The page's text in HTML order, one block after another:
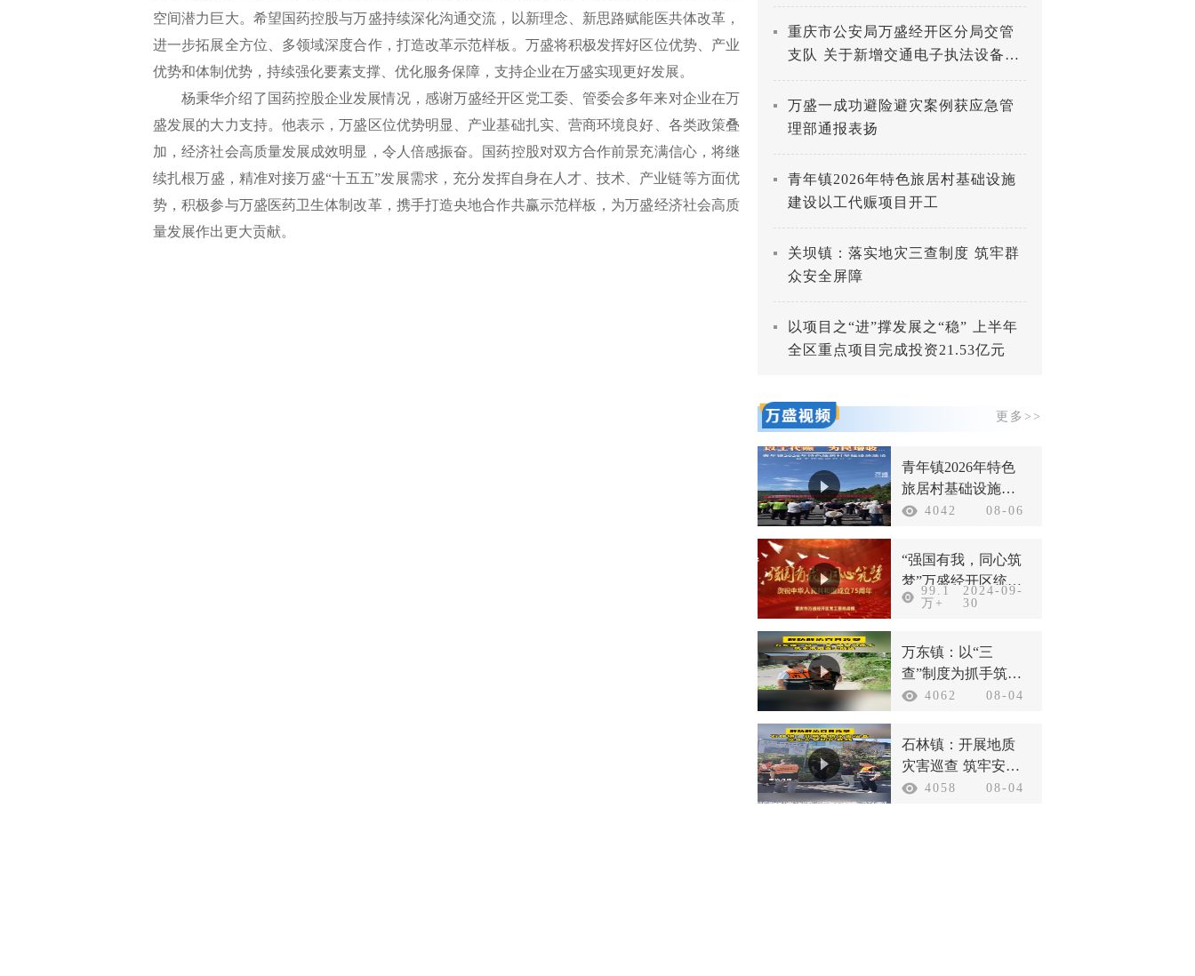
空间潜力巨大。希望国药控股与万盛持续深化沟通交流，以新理念、新思路赋能医共体改革，
进一步拓展全方位、多领域深度合作，打造改革示范样板。万盛将积极发挥好区位优势、产业
优势和体制优势，持续强化要素支撑、优化服务保障，支持企业在万盛实现更好发展。
杨秉华介绍了国药控股企业发展情况，感谢万盛经开区党工委、管委会多年来对企业在万
盛发展的大力支持。他表示，万盛区位优势明显、产业基础扎实、营商环境良好、各类政策叠
加，经济社会高质量发展成效明显，令人倍感振奋。国药控股对双方合作前景充满信心，将继
续扎根万盛，精准对接万盛“十五五”发展需求，充分发挥自身在人才、技术、产业链等方面优
势，积极参与万盛医药卫生体制改革，携手打造央地合作共赢示范样板，为万盛经济社会高质
量发展作出更大贡献。
重庆市公安局万盛经开区分局交管
支队 关于新增交通电子执法设备的
公示
万盛一成功避险避灾案例获应急管
理部通报表扬
青年镇2026年特色旅居村基础设施
建设以工代赈项目开工
关坝镇：落实地灾三查制度 筑牢群
众安全屏障
以项目之“进”撑发展之“稳” 上半年
全区重点项目完成投资21.53亿元
更多>>
青年镇2026年特色
旅居村基础设施建
设以工代赈项目开
4042 08-06
“强国有我，同心筑
梦”万盛经开区统一
战线庆祝新中国成
99.1
万+
2024-09-
30
万东镇：以“三
查”制度为抓手筑牢
汛期安全防线
4062 08-04
石林镇：开展地质
灾害巡查 筑牢安全
防护底线
4058 08-04